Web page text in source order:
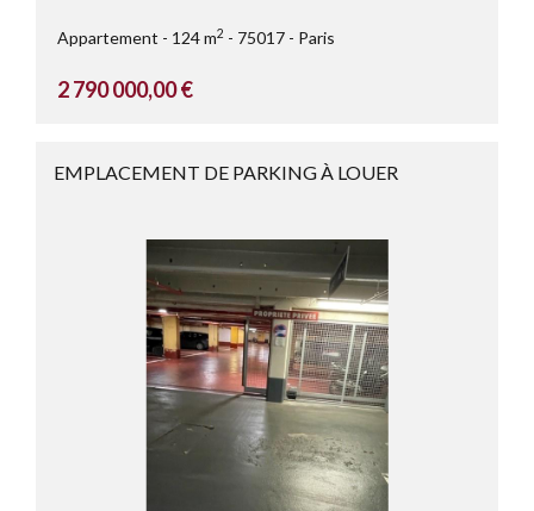
Appartement 124 m2 75017 Paris
2 790 000,00 €
EMPLACEMENT DE PARKING À LOUER